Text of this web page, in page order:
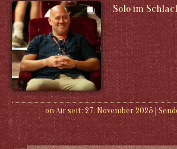
Solo im
on Air seit: 27. November 2025 |